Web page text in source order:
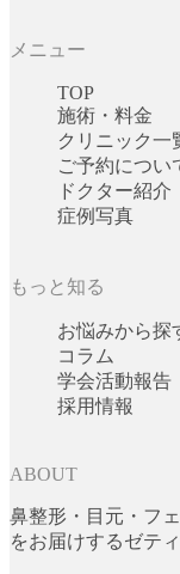
メニュー
TOP
施術・料金
クリニック一
ご予約につい
ドクター紹介
症例写真
もっと知る
お悩みから探
コラム
学会活動報告
採用情報
ABOUT
鼻整形・目元・フ
をお届けするゼテ